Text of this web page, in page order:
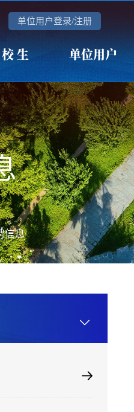
单位用户登录/注册
生 单位用户
信息